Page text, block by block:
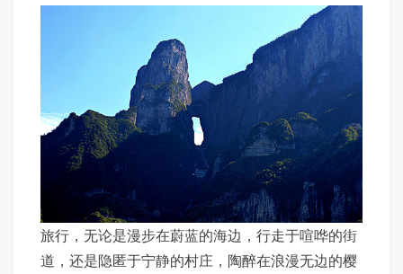
旅行，无论是漫步在蔚蓝的海边，行走于喧哗的街
道，还是隐匿于宁静的村庄，陶醉在浪漫无边的樱